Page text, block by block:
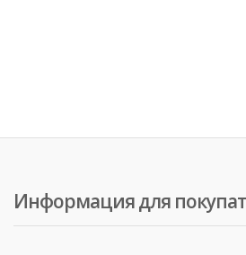
Информация для